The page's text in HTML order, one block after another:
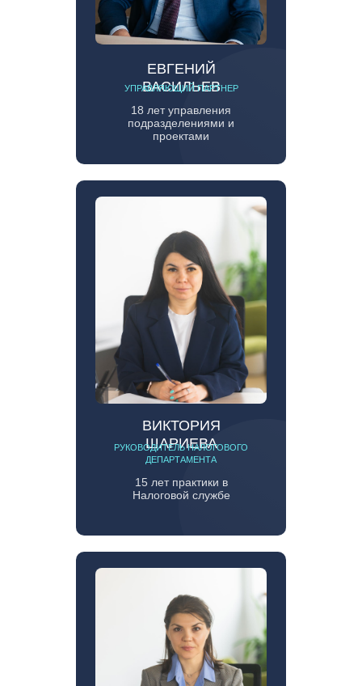
ЕВГЕНИЙ
ВАСИЛЬЕВ
УПРАВЛЯЮЩИЙ ПАРТНЕР
18 лет управления
подразделениями и
проектами
ВИКТОРИЯ
ШАРИЕВА
РУКОВОДИТЕЛЬ НАЛОГОВОГО
ДЕПАРТАМЕНТА
15 лет практики в
Налоговой службе